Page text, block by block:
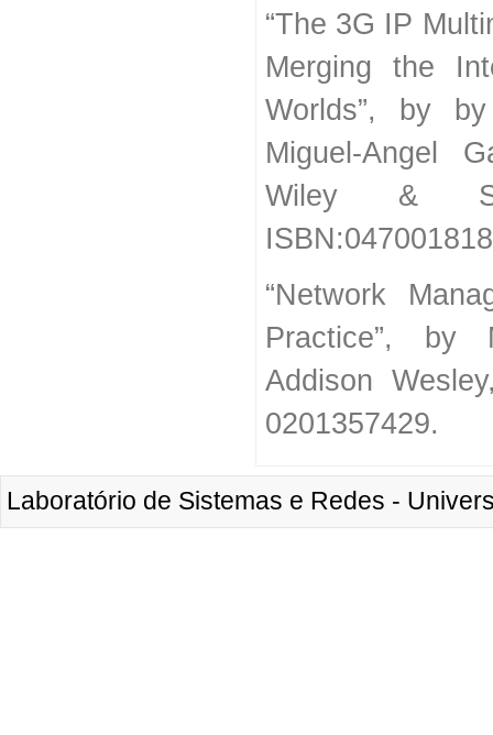
“The 3G IP
Merging the
Worlds”, by
Miguel-Angel
Wiley &
“Network
Practice”, by
Addison
0201357429.
Laboratório de Sistemas e Redes -